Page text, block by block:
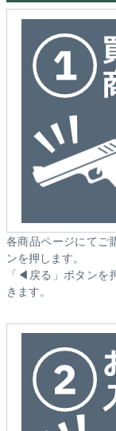
各商品ページにてご
ンを押します。
「◀戻る」ボタンを
きます。